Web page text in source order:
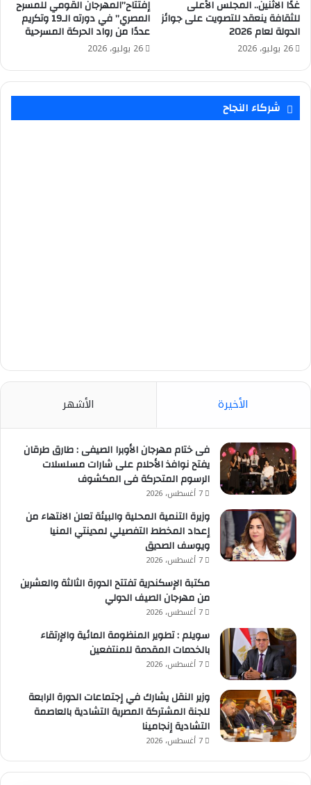
غدًا الاثنين.. المجلس الأعلى
للثقافة ينعقد للتصويت على جوائز
الدولة لعام 2026
26 يوليو، 2026
إفتتاح”المهرجان القومي للمسرح
المصري” في دورته الـ19 وتكريم
عددًا من رواد الحركة المسرحية
26 يوليو، 2026
شركاء النجاح
الأخيرة الأشهر
فى ختام مهرجان الأوبرا الصيفى : طارق طرقان
يفتح نوافذ الأحلام على شارات مسلسلات
الرسوم المتحركة فى المكشوف
7 أغسطس، 2026
وزيرة التنمية المحلية والبيئة تعلن الانتهاء من
إعداد المخطط التفصيلي لمدينتي المنيا
ويوسف الصديق
7 أغسطس، 2026
مكتبة الإسكندرية تفتتح الدورة الثالثة والعشرين
من مهرجان الصيف الدولي
7 أغسطس، 2026
سويلم : تطوير المنظومة المائية والإرتقاء
بالخدمات المقدمة للمنتفعين
7 أغسطس، 2026
وزير النقل يشارك في إجتماعات الدورة الرابعة
للجنة المشتركة المصرية التشادية بالعاصمة
التشادية إنجامينا
7 أغسطس، 2026